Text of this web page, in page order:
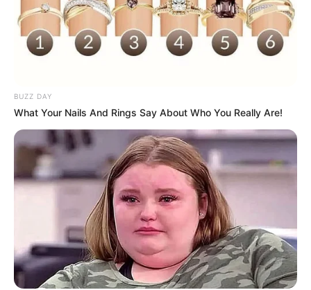
BUZZ DAY
What Your Nails And Rings Say About Who You Really Are!